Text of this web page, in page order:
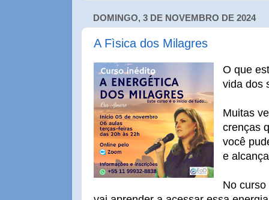
DOMINGO, 3 DE NOVEMBRO DE 2024
A Fìsica dos Milagres
O que
vida dos
Muitas
crenças
você
e
No curso